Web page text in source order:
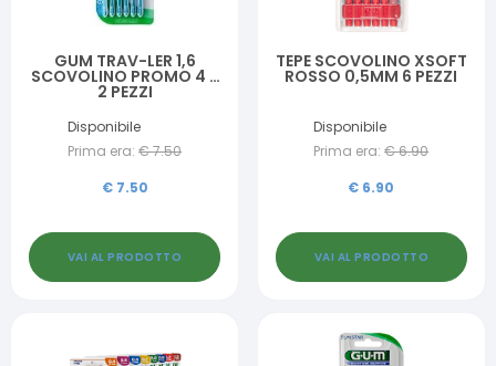
GUM TRAV-LER 1,6
SCOVOLINO PROMO 4 +
2 PEZZI
Disponibile
Prima era: €7.50
€ 7.50
VAI AL PRODOTTO
TEPE SCOVOLINO XSOFT
ROSSO 0,5MM 6 PEZZI
Disponibile
Prima era: €6.90
€ 6.90
VAI AL PRODOTTO